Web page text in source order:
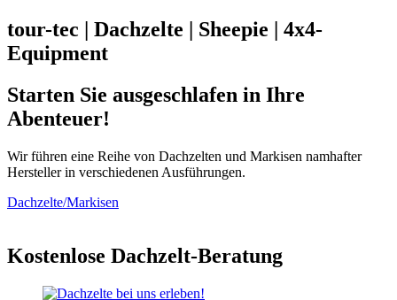
tour-tec | Dachzelte | Sheepie | 4x4-
Equipment
Starten Sie ausgeschlafen in Ihre
Abenteuer!
Wir führen eine Reihe von Dachzelten und Markisen namhafter
Hersteller in verschiedenen Ausführungen.
Dachzelte/Markisen
Kostenlose Dachzelt-Beratung